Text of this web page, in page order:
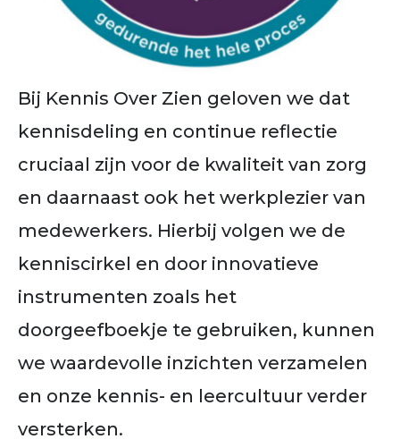
Bij Kennis Over Zien geloven we dat
kennisdeling en continue reflectie
cruciaal zijn voor de kwaliteit van zorg
en daarnaast ook het werkplezier van
medewerkers. Hierbij volgen we de
kenniscirkel en door innovatieve
instrumenten zoals het
doorgeefboekje te gebruiken, kunnen
we waardevolle inzichten verzamelen
en onze kennis- en leercultuur verder
versterken.